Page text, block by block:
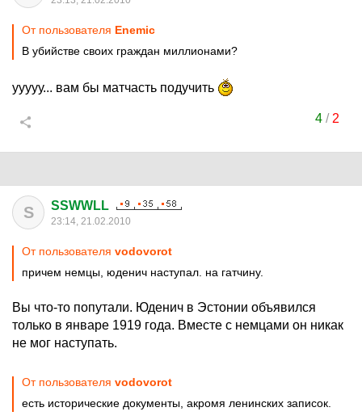
От пользователя Enemic
В убийстве своих граждан миллионами?
ууууу... вам бы матчасть подучить
4/ 2
S SSWWLL
23:14, 21.02.2010
От пользователя vodovorot
причем немцы, юденич наступал. на гатчину.
Вы что-то попутали. Юденич в Эстонии объявился
только в январе 1919 года. Вместе с немцами он никак
не мог наступать.
От пользователя vodovorot
есть исторические документы, акромя ленинских записок.